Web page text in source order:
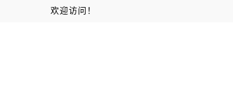
欢迎访问！